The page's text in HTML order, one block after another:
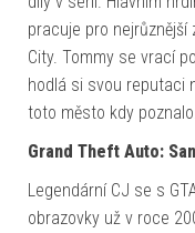
pracuje pro
City. Tommy se vrací
hodlá si svou reputaci
toto město kdy
Grand Theft Auto:
Legendární CJ se s
obrazovky už v roce